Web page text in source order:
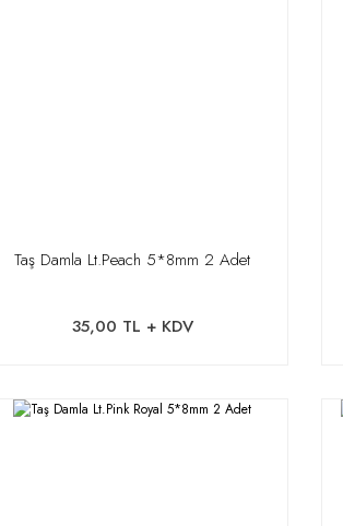
Taş Damla Lt.Peach 5*8mm 2 Adet
35,00 TL + KDV